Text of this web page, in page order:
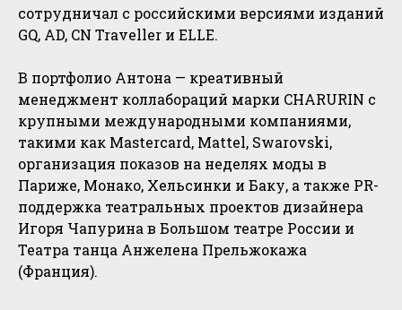
сотрудничал с российскими версиями изданий
GQ, AD, CN Traveller и ELLE.
В портфолио Антона — креативный
менеджмент коллабораций марки CHARURIN с
крупными международными компаниями,
такими как Mastercard, Mattel, Swarovski,
организация показов на неделях моды в
Париже, Монако, Хельсинки и Баку, а также PR-
поддержка театральных проектов дизайнера
Игоря Чапурина в Большом театре России и
Театра танца Анжелена Прельжокажа
(Франция).